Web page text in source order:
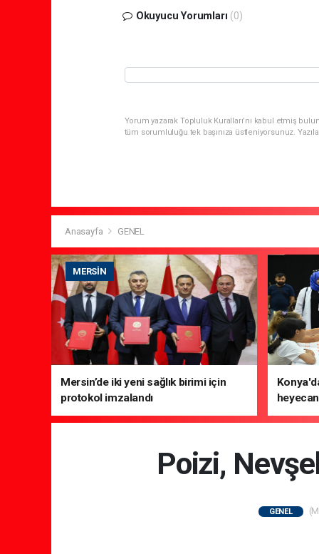
Okuyucu Yorumları (0)
Yorum yazarak Topluluk Kuralları’nı kabul etmiş
tüm sorumluluğu tek başınıza üstleniyorsunuz.
Anasayfa GENEL
MERSIN
Mersin’de iki yeni sağlık birimi için
protokol imzalandı
Poizi,
GENEL